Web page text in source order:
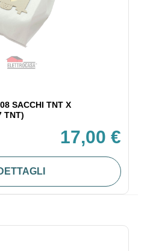
SACCHI TNT X
TNT)
17,00 €